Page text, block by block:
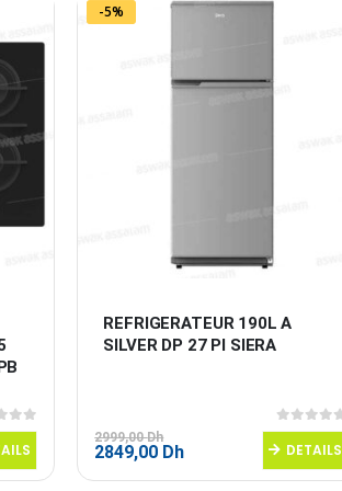
-5%
REFRIGERATEUR 190L A
SILVER DP 27 PI SIERA
0sur 5
2999,00Dh
Le
initial
2849,00 DhLe
actuel
DETAILS